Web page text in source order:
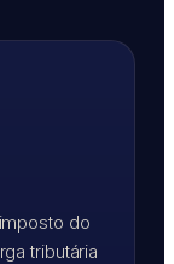
do
tributária